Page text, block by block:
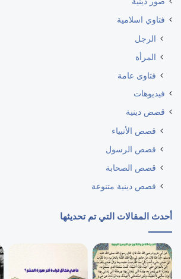
فتاوي اسلامية
الرجل
المرأة
فتاوى عامة
فيديوهات
قصص دينية
قصص الأنبياء
قصص الرسول
قصص الصحابة
قصص دينية متنوعة
أحدث المقالات التي تم تحديثها